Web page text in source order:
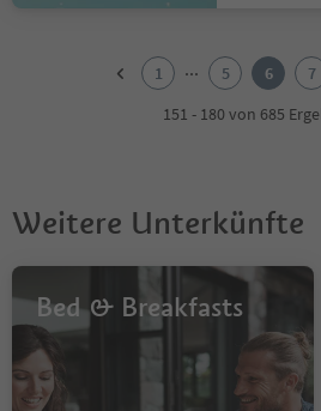
8
9
11
12
13
14
15
16
1 ... 5 6 7
151 - 180 von 685
Weitere Unterkünfte
Bed & Breakfasts